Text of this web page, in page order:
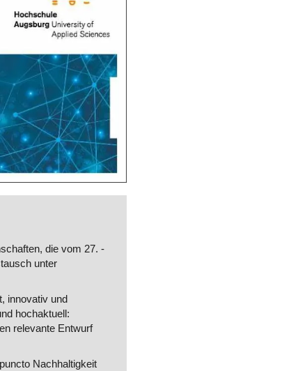
die vom 27. -
unter
innovativ und
hochaktuell:
relevante Entwurf
Nachhaltigkeit